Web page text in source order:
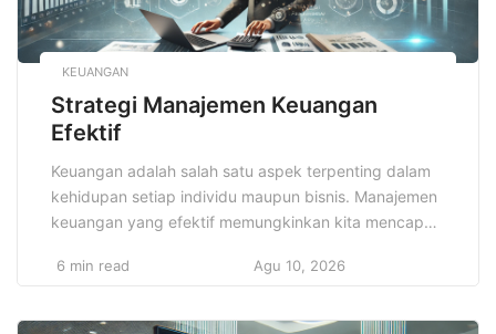
KEUANGAN
Strategi Manajemen Keuangan
Efektif
Keuangan adalah salah satu aspek terpenting dalam
kehidupan setiap individu maupun bisnis. Manajemen
keuangan yang efektif memungkinkan kita mencapai
jangka panjang. Strategi Manajemen Keuangan Efektif
Untuk itu, penting bagi kita untuk memiliki
6 min read Agu 10, 2026